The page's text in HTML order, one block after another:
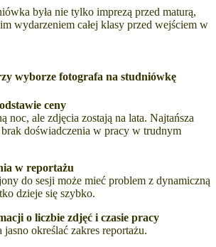
była nie tylko imprezą przed maturą,
wydarzeniem całej klasy przed wejściem w
wyborze fotografa na studniówkę
ceny
noc, ale zdjęcia zostają na lata. Najtańsza
brak doświadczenia w pracy w trudnym
w reportażu
do sesji może mieć problem z dynamiczną
dzieje się szybko.
o liczbie zdjęć i czasie pracy
określać zakres reportażu.